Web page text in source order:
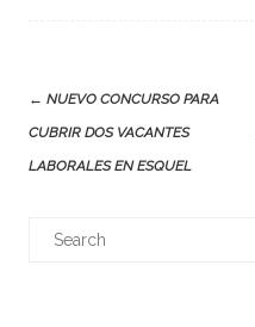
Post
navigation
← NUEVO CONCURSO PARA
CUBRIR DOS VACANTES
LABORALES EN ESQUEL